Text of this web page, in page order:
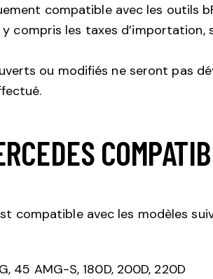
compatible avec les outils
y compris les taxes d’importation,
ou modifiés ne seront pas
compatible avec les modèles
45 AMG-S, 180D, 200D, 220D